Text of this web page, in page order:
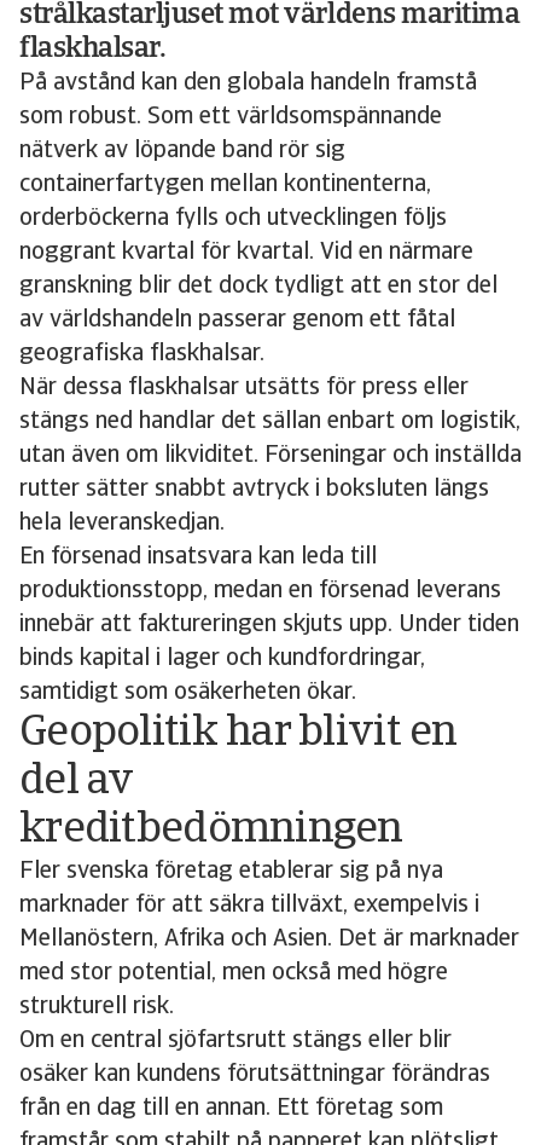
strålkastarljuset mot världens maritima
flaskhalsar.
På avstånd kan den globala handeln framstå
som robust. Som ett världsomspännande
nätverk av löpande band rör sig
containerfartygen mellan kontinenterna,
orderböckerna fylls och utvecklingen följs
noggrant kvartal för kvartal. Vid en närmare
granskning blir det dock tydligt att en stor del
av världshandeln passerar genom ett fåtal
geografiska flaskhalsar.
När dessa flaskhalsar utsätts för press eller
stängs ned handlar det sällan enbart om logistik,
utan även om likviditet. Förseningar och inställda
rutter sätter snabbt avtryck i boksluten längs
hela leveranskedjan.
En försenad insatsvara kan leda till
produktionsstopp, medan en försenad leverans
innebär att faktureringen skjuts upp. Under tiden
binds kapital i lager och kundfordringar,
samtidigt som osäkerheten ökar.
Geopolitik har blivit en
del av
kreditbedömningen
Fler svenska företag etablerar sig på nya
marknader för att säkra tillväxt, exempelvis i
Mellanöstern, Afrika och Asien. Det är marknader
med stor potential, men också med högre
strukturell risk.
Om en central sjöfartsrutt stängs eller blir
osäker kan kundens förutsättningar förändras
från en dag till en annan. Ett företag som